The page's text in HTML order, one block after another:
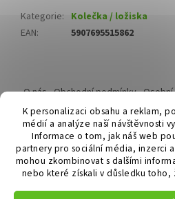
K personalizaci obsahu a reklam,
médií a analýze naší návštěvnosti
Informace o tom, jak náš web
partnery pro sociální média, inzerci
mohou zkombinovat s dalšími
nebo které získali v důsledku
Kategorie: Kolečka / ložiska
EAN: 5907695515862
á
p
O nás Obchodní podmínky Osobní
Reklamační
Vytvořil